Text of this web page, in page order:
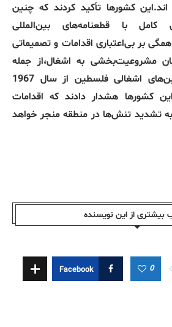
کشورها تأکید کردند که چنین
با قطعنامه‌های بین‌المللی
بر بی‌اعتباری اقدامات و تصمیماتی
مشروعیت‌بخشی به اشغال،از جمله
شهرک‌سازی در سرزمین‌های اشغالی فلسطین از سال 1967
کشورها هشدار دادند که اقدامات
به تشدید تنش‌ها در منطقه منجر خواهد
بیشتری از این نویسندە
0
Facebook